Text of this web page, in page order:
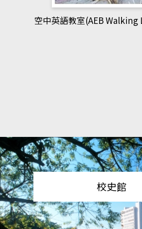
網管人(kono平
校史館